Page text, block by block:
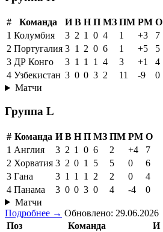
# Команда И В Н П МЗ ПМ РМ О
1 Колумбия 3 2 1 0 4 1 +3
7
2 Португалия 3 1 2 0 6 1 +5
5
3 ДР Конго 3 1 1 1 4 3 +1
4
4 Узбекистан 3 0 0 3 2 11 -9
0
Матчи
Группа L
# Команда И В Н П МЗ ПМ РМ О
1 Англия 3 2 1 0 6 2 +4
7
2 Хорватия 3 2 0 1 5 5 0
6
3 Гана 3 1 1 1 2 2 0
4
4 Панама 3 0 0 3 0 4 -4
0
Матчи
Подробнее → Обновлено: 29.06.2026
Поз
Команда И